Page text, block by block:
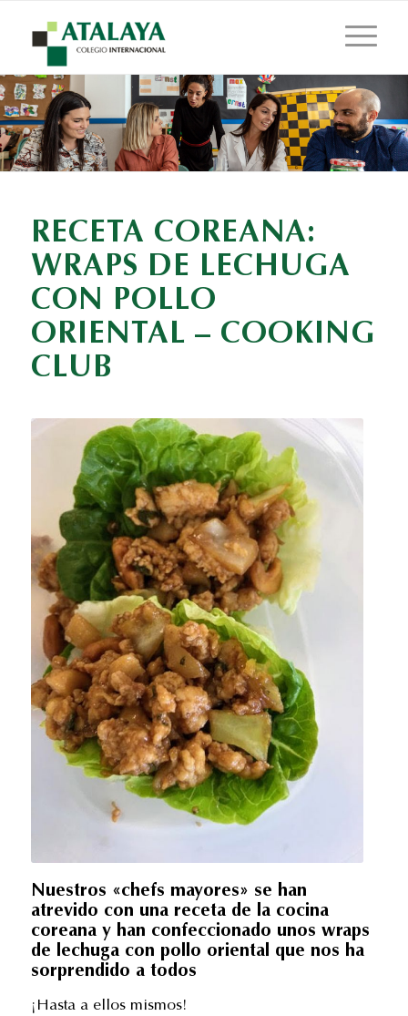
RECETA COREANA:
WRAPS DE LECHUGA
CON POLLO
ORIENTAL – COOKING
CLUB
Nuestros «chefs mayores» se han
atrevido con una receta de la cocina
coreana y han confeccionado unos wraps
de lechuga con pollo oriental que nos ha
sorprendido a todos
¡Hasta a ellos mismos!